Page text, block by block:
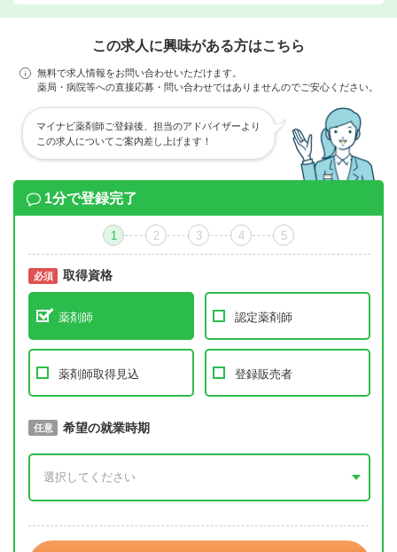
この求人に興味がある方はこちら
無料で求人情報をお問い合わせいただけます。
薬局・病院等への直接応募・問い合わせではありませんのでご安心ください。
マイナビ薬剤師ご登録後、担当のアドバイザーより
この求人についてご案内差し上げます！
1分で登録完了
1 2 3 4 5
必須 取得資格
薬剤師 認定薬剤師
薬剤師取得見込 登録販売者
必須 取得予定年
任意 希望の就業時期